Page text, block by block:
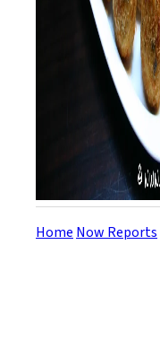
Home Now Reports